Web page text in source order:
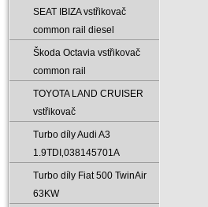
SEAT IBIZA vstřikovač
common rail diesel
Škoda Octavia vstřikovač
common rail
TOYOTA LAND CRUISER
vstřikovač
Turbo díly Audi A3
1.9TDI‚038145701A
Turbo díly Fiat 500 TwinAir
63KW